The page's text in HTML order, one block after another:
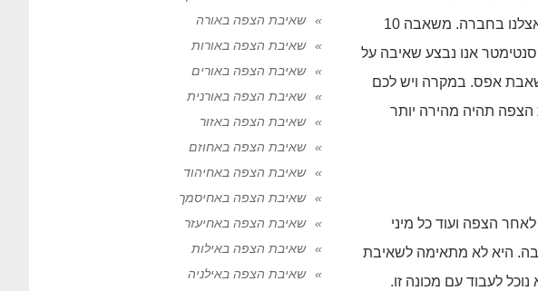
סנטימטר, אנו נעבוד עם משאבה זו, מכיוון שקצב המהירות של כפול פי 6 משאר המשאבות שקיימות אצלנו בחברה. משאבה 10
בקומת מרתף עם גובה מים מעל ל10 סנטימטר אנו נבצע שאיבה על
עשר וגם עם מכונה 0 בהמשך נסביר על משאבת אפס. במקרה ויש לכם
הצפה תהיה מהירה יותר
הצפה ועוד כל מיני
האחרונה שקיימת במשאבה. היא לא מתאימה לשאיבת
במקרה והצפת המים שנוצרה היא מעל ל 5 סנטימטר לא נוכל לעבוד עם מכונה זו.
שאיבת הצפה באורה
שאיבת הצפה באורות
שאיבת הצפה באורים
שאיבת הצפה באורנית
שאיבת הצפה באזור
שאיבת הצפה באחוזם
שאיבת הצפה באחיהוד
שאיבת הצפה באחיסמך
שאיבת הצפה באחיעזר
שאיבת הצפה באילות
שאיבת הצפה באילניה